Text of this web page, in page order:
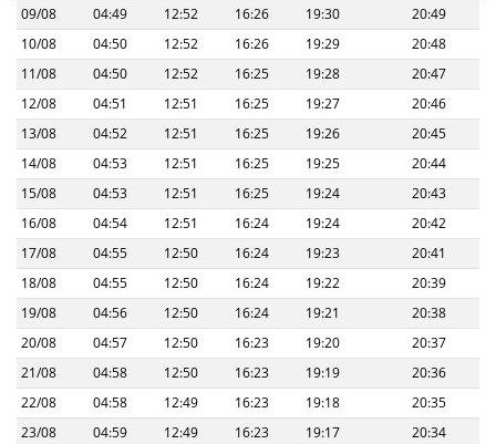
09/08
04:49 12:52 16:26 19:30
20:49
10/08
04:50 12:52 16:26 19:29
20:48
11/08
04:50 12:52 16:25 19:28
20:47
12/08
04:51 12:51 16:25 19:27
20:46
13/08
04:52 12:51 16:25 19:26
20:45
14/08
04:53 12:51 16:25 19:25
20:44
15/08
04:53 12:51 16:25 19:24
20:43
16/08
04:54 12:51 16:24 19:24
20:42
17/08
04:55 12:50 16:24 19:23
20:41
18/08
04:55 12:50 16:24 19:22
20:39
19/08
04:56 12:50 16:24 19:21
20:38
20/08
04:57 12:50 16:23 19:20
20:37
21/08
04:58 12:50 16:23 19:19
20:36
22/08
04:58 12:49 16:23 19:18
20:35
23/08
04:59 12:49 16:23 19:17
20:34